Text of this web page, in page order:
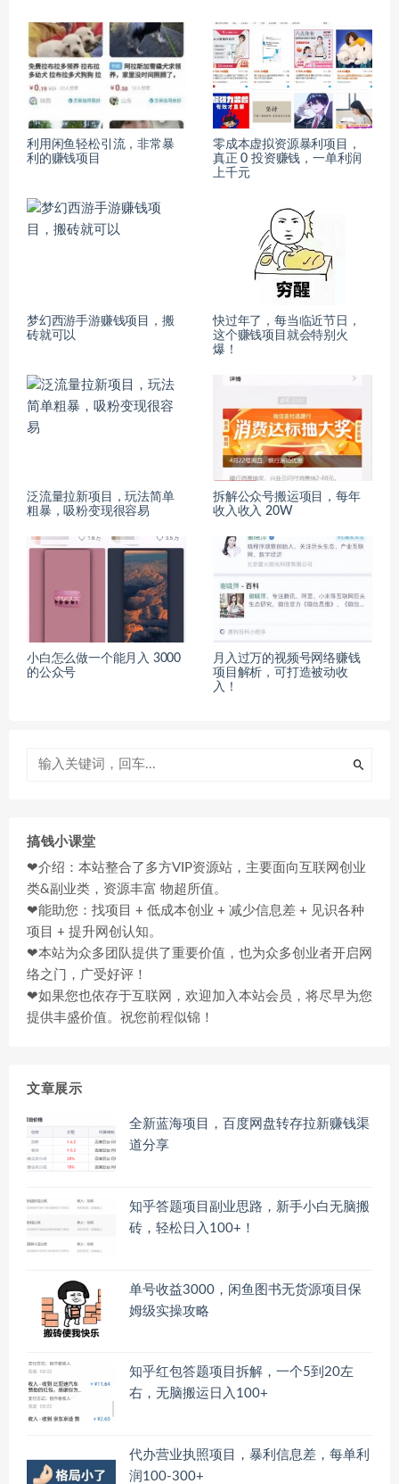
利用闲鱼轻松引流，非常暴
利的赚钱项目
零成本虚拟资源暴利项目，
真正 0 投资赚钱，一单利润
上千元
梦幻西游手游赚钱项目，搬
砖就可以
快过年了，每当临近节日，
这个赚钱项目就会特别火
爆！
泛流量拉新项目，玩法简单
粗暴，吸粉变现很容易
拆解公众号搬运项目，每年
收入收入 20W
小白怎么做一个能月入 3000
的公众号
月入过万的视频号网络赚钱
项目解析，可打造被动收
入！
搞钱小课堂
❤介绍：本站整合了多方VIP资源站，主要面向互联网创业
类&副业类，资源丰富 物超所值。
❤能助您：找项目 + 低成本创业 + 减少信息差 + 见识各种
项目 + 提升网创认知。
❤本站为众多团队提供了重要价值，也为众多创业者开启网
络之门，广受好评！
❤如果您也依存于互联网，欢迎加入本站会员，将尽早为您
提供丰盛价值。祝您前程似锦！
文章展示
全新蓝海项目，百度网盘转存拉新赚钱渠
道分享
知乎答题项目副业思路，新手小白无脑搬
砖，轻松日入100+！
单号收益3000，闲鱼图书无货源项目保
姆级实操攻略
知乎红包答题项目拆解，一个5到20左
右，无脑搬运日入100+
代办营业执照项目，暴利信息差，每单利
润100-300+